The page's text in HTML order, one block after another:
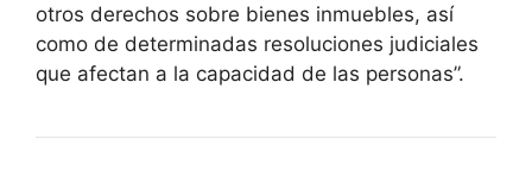
otros derechos sobre bienes inmuebles, así
como de determinadas resoluciones judiciales
que afectan a la capacidad de las personas”.